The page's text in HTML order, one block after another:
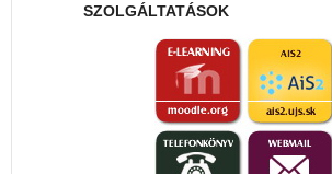
SZOLGÁLTATÁSOK